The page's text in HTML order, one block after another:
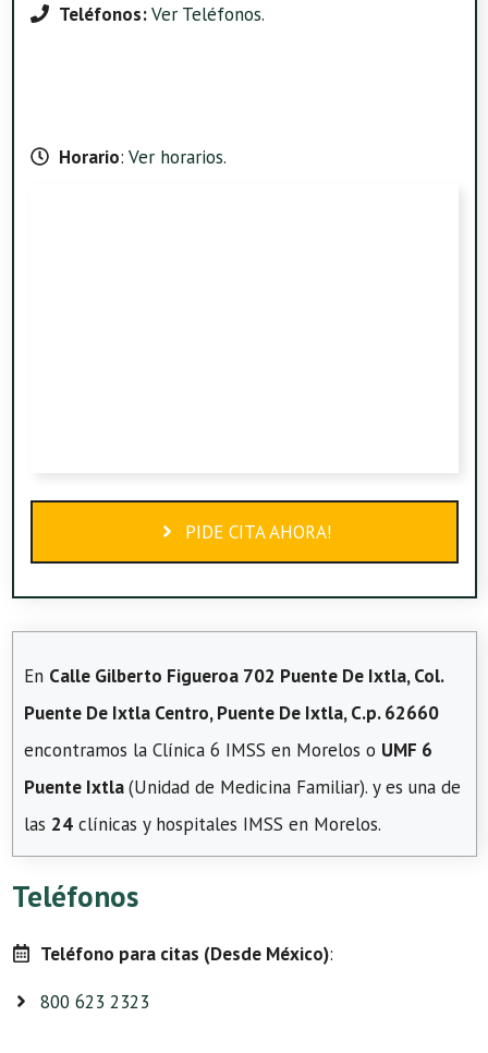
Teléfonos:Ver Teléfonos.
Horario: Ver horarios.
PIDE CITA AHORA!
En Calle Gilberto Figueroa 702 Puente De Ixtla, Col.
Puente De Ixtla Centro, Puente De Ixtla, C.p. 62660
encontramos la Clínica 6 IMSS en Morelos o UMF 6
Puente Ixtla(Unidad de Medicina Familiar). y es una de
las 24 clínicas y hospitales IMSS en Morelos.
Teléfonos
Teléfono para citas (Desde México):
800 623 2323